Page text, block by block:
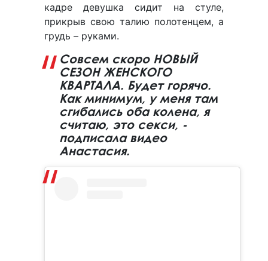
кадре девушка сидит на стуле,
прикрыв свою талию полотенцем, а
грудь – руками.
Совсем скоро НОВЫЙ
СЕЗОН ЖЕНСКОГО
КВАРТАЛА. Будет горячо.
Как минимум, у меня там
сгибались оба колена, я
считаю, это секси, -
подписала видео
Анастасия.